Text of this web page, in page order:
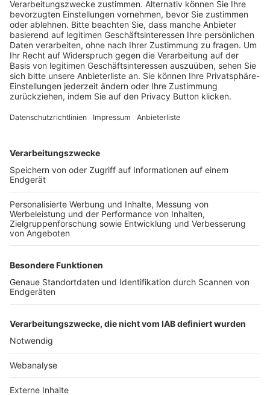
Schulungsangebot Vereinsmitarbeiter
BFV-Geschäftsstellen
Trainerbörse
Login SpielPlus
FOLGE DEM BFV
TOP-VEREINE
TOP-PARTNER
Nutzungsbedingungen Datenschutz Impressum